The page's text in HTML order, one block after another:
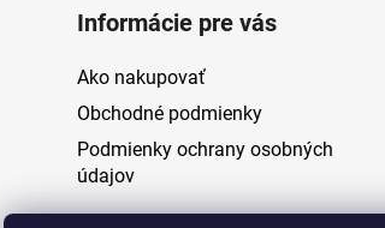
Informácie pre vás
Ako nakupovať
Obchodné podmienky
Podmienky ochrany osobných
údajov